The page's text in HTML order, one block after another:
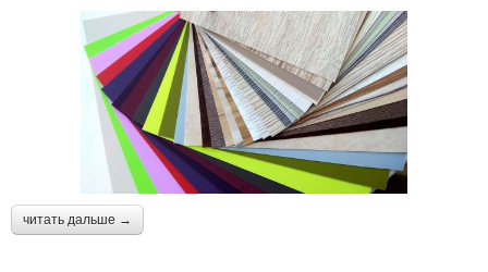
читать дальше →